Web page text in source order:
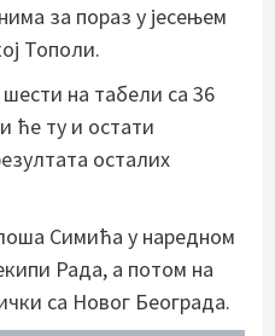
за пораз у јесењем
Тополи.
на табели са 36
ће ту и остати
осталих
Симића у наредном
Рада, а потом на
са Новог Београда.